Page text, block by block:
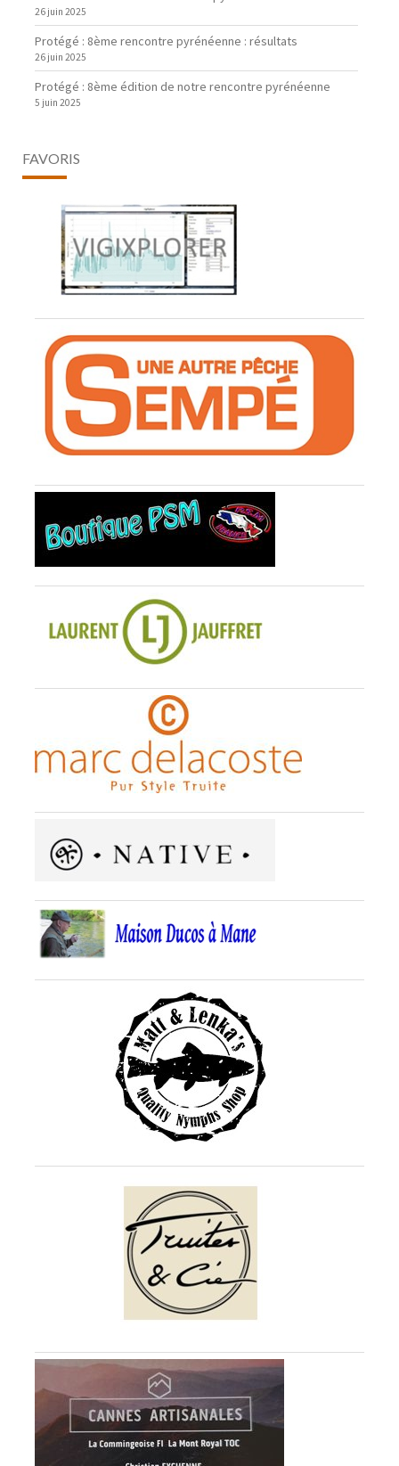
26 juin 2025
Protégé : 8ème rencontre pyrénéenne : résultats
26 juin 2025
Protégé : 8ème édition de notre rencontre pyrénéenne
5 juin 2025
FAVORIS